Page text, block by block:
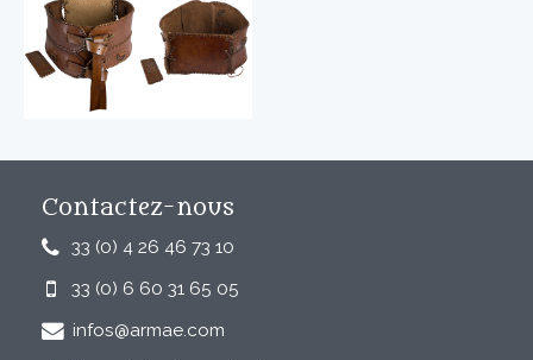
Contactez-nous
33 (0) 4 26 46 73 10
33 (0) 6 60 31 65 05
infos@armae.com